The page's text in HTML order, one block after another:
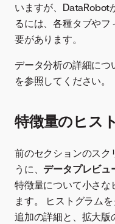
いますが、DataRobot
るには、各種タブや
要があります。
データ分析の詳細につ
を参照してください。
特徴量のヒス
前のセクションのスク
うに、 データプレビュ
特徴量について小さな
ます。 ヒストグラム
追加の詳細と、拡大版